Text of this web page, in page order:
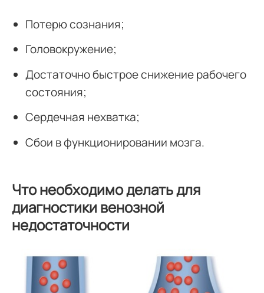
Потерю сознания;
Головокружение;
Достаточно быстрое снижение рабочего
состояния;
Сердечная нехватка;
Сбои в функционировании мозга.
Что необходимо делать для
диагностики венозной
недостаточности